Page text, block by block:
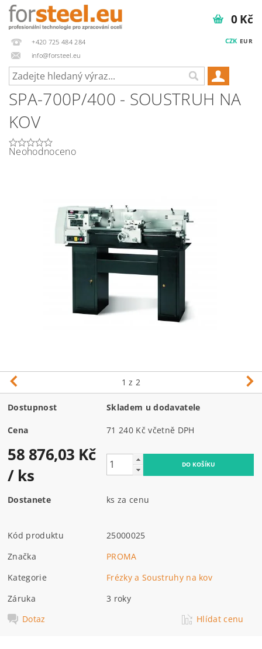
+420 725 484 284
info@forsteel.eu
CZK EUR
0 Kč
SPA-700P/400 - SOUSTRUH NA
KOV
Neohodnoceno
1 z 2
Dostupnost Skladem u dodavatele
Cena 71 240 Kč včetně DPH
58 876,03 Kč
/ ks
Dostanete ks za cenu
Kód produktu
25000025
Značka
PROMA
Kategorie
Frézky a Soustruhy na kov
Záruka
3 roky
Dotaz
Hlídat cenu